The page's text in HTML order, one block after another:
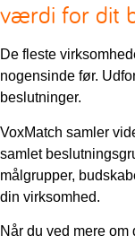
værdi for dit
De fleste
nogensinde før.
beslutninger.
VoxMatch samler
samlet
målgrupper,
din virksomhed.
Når du ved mere